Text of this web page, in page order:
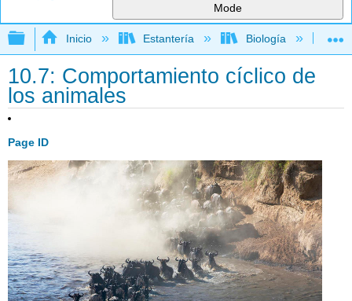
Mode
Expandir/contraer jerarquía global
Inicio Estantería Biología
10.7: Comportamiento cíclico de
los animales
Page ID